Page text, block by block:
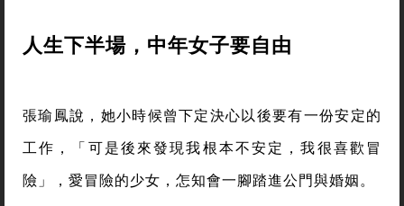
人生下半場，中年女子要自由
張瑜鳳說，她小時候曾下定決心以後要有一份安定的
工作，「可是後來發現我根本不安定，我很喜歡冒
險」，愛冒險的少女，怎知會一腳踏進公門與婚姻。